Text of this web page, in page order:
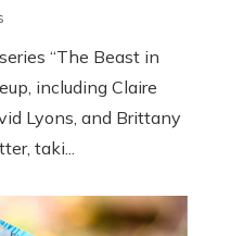
“The Beast in
including Claire
Lyons, and Brittany
taki...